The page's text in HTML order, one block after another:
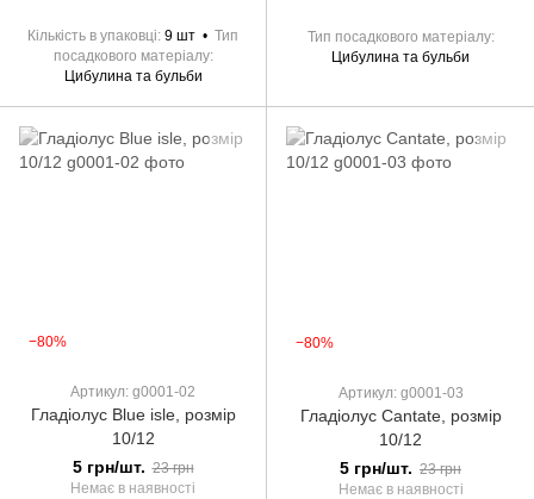
Кількість в упаковці 9 шт
Тип
посадкового матеріалу
Цибулина та бульби
Тип посадкового матеріалу
Цибулина та бульби
−80%
Артикул: g0001-02
Гладіолус Blue isle, розмір
10/12
5 грн/шт. 23 грн
Немає в наявності
−80%
Артикул: g0001-03
Гладіолус Cantate, розмір
10/12
5 грн/шт. 23 грн
Немає в наявності